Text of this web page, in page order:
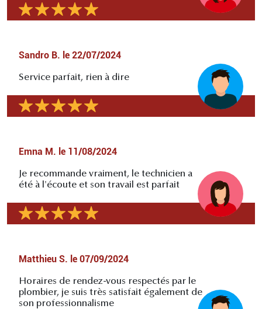
Sandro B. le 22/07/2024
Service parfait, rien à dire
Emna M. le 11/08/2024
Je recommande vraiment, le technicien a
été à l'écoute et son travail est parfait
Matthieu S. le 07/09/2024
Horaires de rendez-vous respectés par le
plombier, je suis très satisfait également de
son professionnalisme